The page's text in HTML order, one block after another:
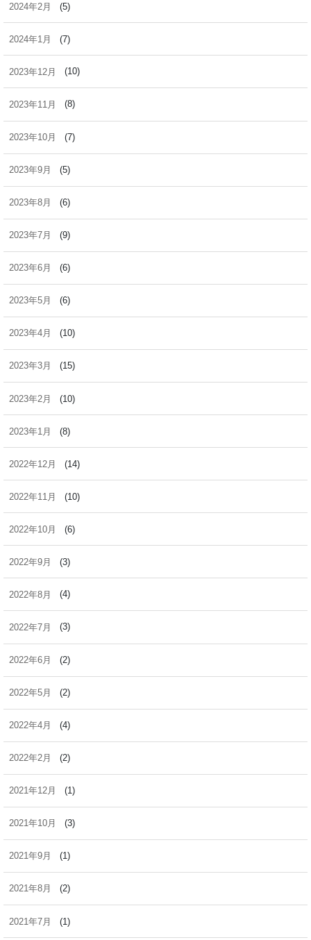
2024年2月 (5)
2024年1月 (7)
2023年12月 (10)
2023年11月 (8)
2023年10月 (7)
2023年9月 (5)
2023年8月 (6)
2023年7月 (9)
2023年6月 (6)
2023年5月 (6)
2023年4月 (10)
2023年3月 (15)
2023年2月 (10)
2023年1月 (8)
2022年12月 (14)
2022年11月 (10)
2022年10月 (6)
2022年9月 (3)
2022年8月 (4)
2022年7月 (3)
2022年6月 (2)
2022年5月 (2)
2022年4月 (4)
2022年2月 (2)
2021年12月 (1)
2021年10月 (3)
2021年9月 (1)
2021年8月 (2)
2021年7月 (1)